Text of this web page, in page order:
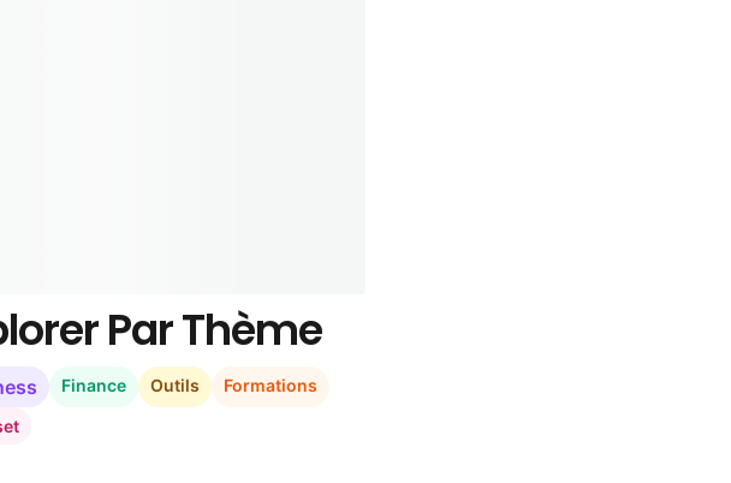
Par Thème
Finance Outils
Formations